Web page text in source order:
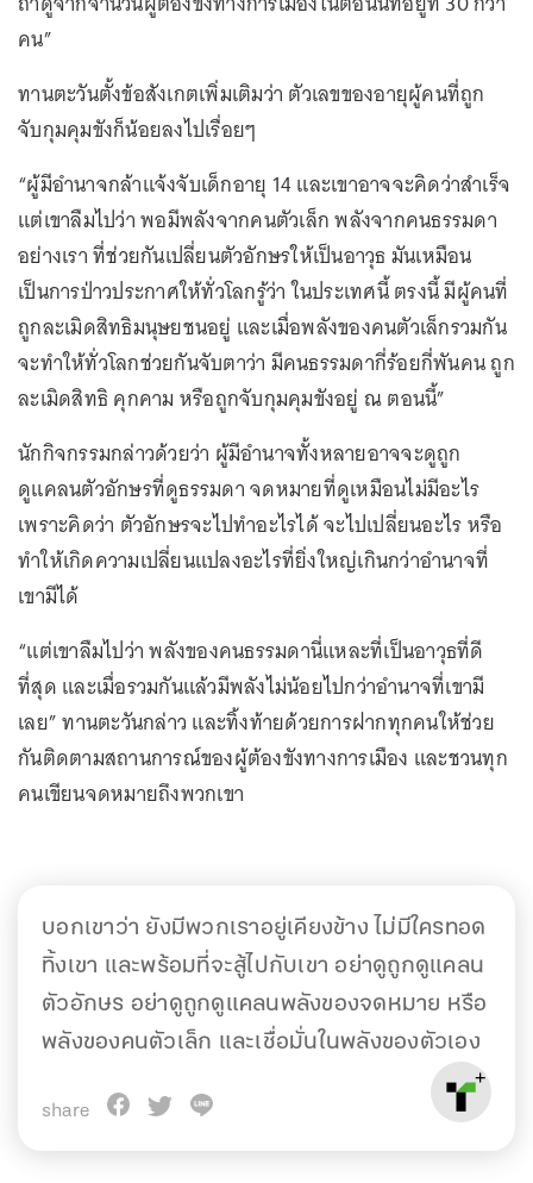
คน”
ทานตะวันตั้งข้อสังเกตเพิ่มเติมว่า ตัวเลขของอายุผู้คนที่ถูก
จับกุมคุมขังก็น้อยลงไปเรื่อยๆ
“ผู้มีอำนาจกล้าแจ้งจับเด็กอายุ 14 และเขาอาจจะคิดว่าสำเร็จ
แต่เขาลืมไปว่า พอมีพลังจากคนตัวเล็ก พลังจากคนธรรมดา
อย่างเรา ที่ช่วยกันเปลี่ยนตัวอักษรให้เป็นอาวุธ มันเหมือน
เป็นการป่าวประกาศให้ทั่วโลกรู้ว่า ในประเทศนี้ ตรงนี้ มีผู้คนที่
ถูกละเมิดสิทธิมนุษยชนอยู่ และเมื่อพลังของคนตัวเล็กรวมกัน
จะทำให้ทั่วโลกช่วยกันจับตาว่า มีคนธรรมดากี่ร้อยกี่พันคน ถูก
ละเมิดสิทธิ คุกคาม หรือถูกจับกุมคุมขังอยู่ ณ ตอนนี้”
นักกิจกรรมกล่าวด้วยว่า ผู้มีอำนาจทั้งหลายอาจจะดูถูก
ดูแคลนตัวอักษรที่ดูธรรมดา จดหมายที่ดูเหมือนไม่มีอะไร
เพราะคิดว่า ตัวอักษรจะไปทำอะไรได้ จะไปเปลี่ยนอะไร หรือ
ทำให้เกิดความเปลี่ยนแปลงอะไรที่ยิ่งใหญ่เกินกว่าอำนาจที่
เขามีได้
“แต่เขาลืมไปว่า พลังของคนธรรมดานี่แหละที่เป็นอาวุธที่ดี
ที่สุด และเมื่อรวมกันแล้วมีพลังไม่น้อยไปกว่าอำนาจที่เขามี
เลย” ทานตะวันกล่าว และทิ้งท้ายด้วยการฝากทุกคนให้ช่วย
กันติดตามสถานการณ์ของผู้ต้องขังทางการเมือง และชวนทุก
คนเขียนจดหมายถึงพวกเขา
บอกเขาว่า ยังมีพวกเราอยู่เคียงข้าง ไม่มีใครทอด
ทิ้งเขา และพร้อมที่จะสู้ไปกับเขา อย่าดูถูกดูแคลน
ตัวอักษร อย่าดูถูกดูแคลนพลังของจดหมาย หรือ
พลังของคนตัวเล็ก และเชื่อมั่นในพลังของตัวเอง
share